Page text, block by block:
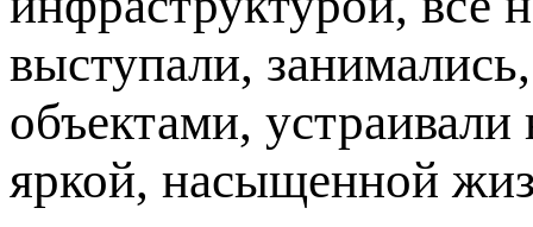
выступали,
объектами,
яркой, насыщенной